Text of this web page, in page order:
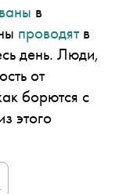
в
проводятв
день. Люди,
от
борются с
этого